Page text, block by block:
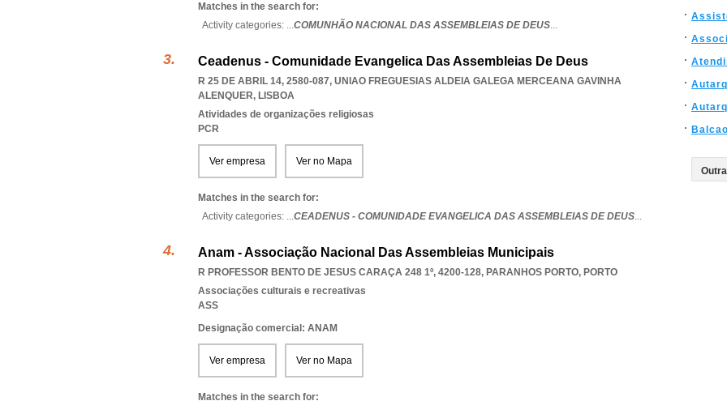
Matches in the search for:
Activity categories: ...COMUNHÃO NACIONAL DAS ASSEMBLEIAS DE DEUS...
Ceadenus - Comunidade Evangelica Das Assembleias De Deus
R 25 DE ABRIL 14, 2580-087, UNIAO FREGUESIAS ALDEIA GALEGA MERCEANA GAVINHA
ALENQUER, LISBOA
Atividades de organizações religiosas
PCR
Ver empresa Ver no Mapa
Matches in the search for:
Activity categories: ...CEADENUS - COMUNIDADE EVANGELICA DAS ASSEMBLEIAS DE DEUS...
Anam - Associação Nacional Das Assembleias Municipais
R PROFESSOR BENTO DE JESUS CARAÇA 248 1º, 4200-128, PARANHOS PORTO, PORTO
Associações culturais e recreativas
ASS
Designação comercial: ANAM
Ver empresa Ver no Mapa
Matches in the search for: